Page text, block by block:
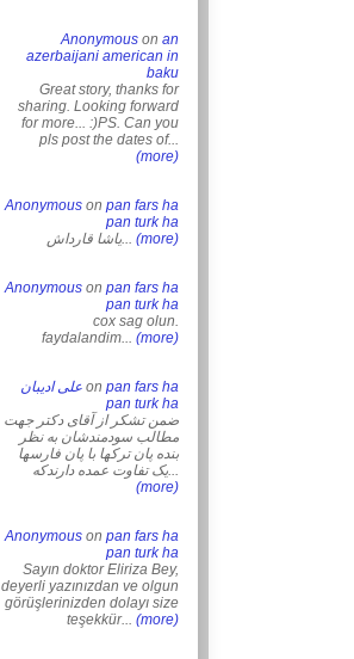
Anonymous on an
azerbaijani american in
baku
Great story, thanks for
sharing. Looking forward
for more... :)PS. Can you
pls post the dates of...
(more)
Anonymous on pan fars ha
pan turk ha
یاشا قارداش... (more)
Anonymous on pan fars ha
pan turk ha
cox sag olun.
faydalandim... (more)
علی ادیبان on pan fars ha
pan turk ha
ضمن تشکر از آقای دکتر جهت
مطالب سودمندشان به نظر
بنده پان ترکها با پان فارسها
یک تفاوت عمده دارندکه...
(more)
Anonymous on pan fars ha
pan turk ha
Sayın doktor Eliriza Bey,
deyerli yazınızdan ve olgun
görüşlerinizden dolayı size
teşekkür... (more)